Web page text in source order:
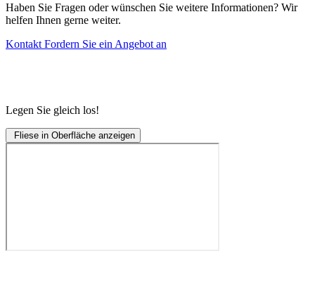
Haben Sie Fragen oder wünschen Sie weitere Informationen? Wir
helfen Ihnen gerne weiter.
Kontakt Fordern Sie ein Angebot an
Legen Sie gleich los!
Fliese in Oberfläche anzeigen